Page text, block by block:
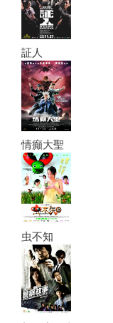
証人
情癲大聖
虫不知